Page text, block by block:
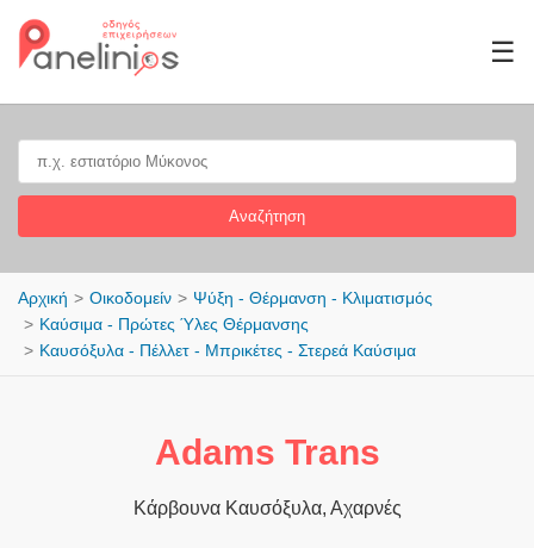
☰
Αναζήτηση
Αρχική Οικοδομείν
Ψύξη - Θέρμανση - Κλιματισμός
Καύσιμα - Πρώτες Ύλες Θέρμανσης
Καυσόξυλα - Πέλλετ - Μπρικέτες - Στερεά Καύσιμα
Adams Trans
Κάρβουνα Καυσόξυλα, Αχαρνές